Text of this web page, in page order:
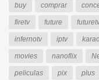
buy comprar
firetv future
infernotv iptv
movies nanoflix
peliculas pix plus